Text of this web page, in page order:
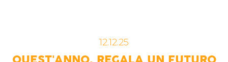
12.12.25